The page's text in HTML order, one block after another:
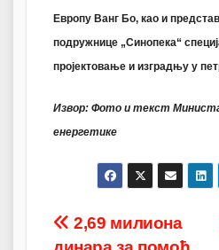
Европу Ванг Бо, као и
подружнице „Синопека“
пројектовање и изградњу у
Извор: Фото и текст
енергетике
Post
2,69 милиона